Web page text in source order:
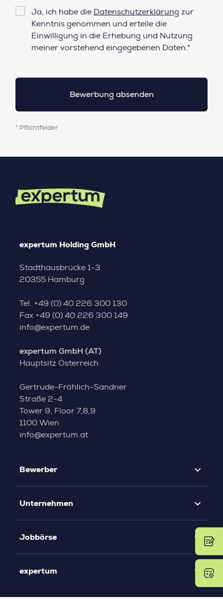
Checkbox
Datenschutz*
Ja, ich habe die Datenschutzerklärung zur
Kenntnis genommen und erteile die
Einwilligung in die Erhebung und Nutzung
meiner vorstehend eingegebenen Daten.*
* Pflichtfelder
expertum Holding GmbH
Stadthausbrücke 1-3
20355 Hamburg
Tel. +49 (0) 40 226 300 130
Fax +49 (0) 40 226 300 149
info@expertum.de
expertum GmbH (AT)
Hauptsitz Österreich
Gertrude-Fröhlich-Sandner
Straße 2-4
Tower 9, Floor 7,8,9
1100 Wien
info@expertum.at
Bewerber
Unternehmen
Jobbörse
expertum